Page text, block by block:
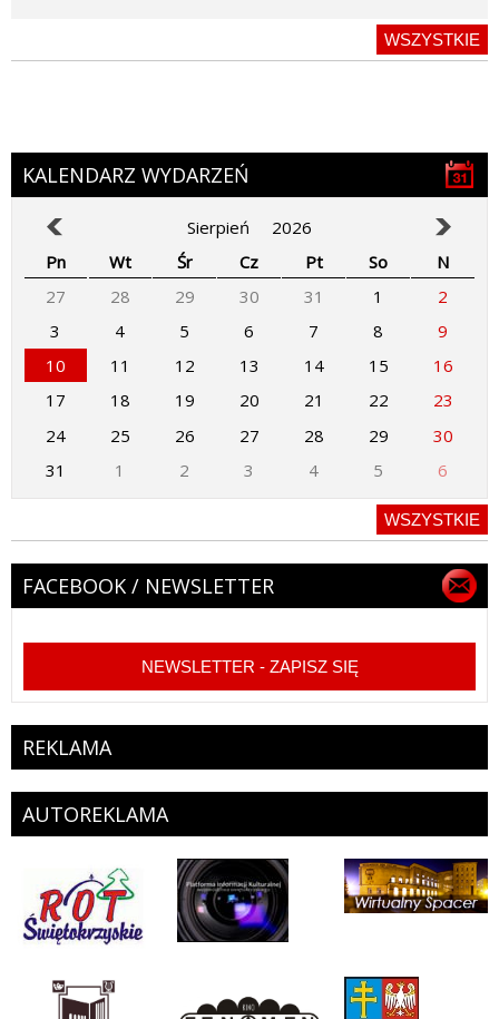
WSZYSTKIE
KALENDARZ WYDARZEŃ
Sierpień
2026
Pn
Wt Śr Cz Pt So
N
27
28 29 30 31 1
2
3
4 5 6 7 8
9
10
11 12 13 14 15
16
17
18 19 20 21 22
23
24
25 26 27 28 29
30
31
1 2 3 4 5 6
WSZYSTKIE
FACEBOOK / NEWSLETTER
NEWSLETTER - ZAPISZ SIĘ
REKLAMA
AUTOREKLAMA